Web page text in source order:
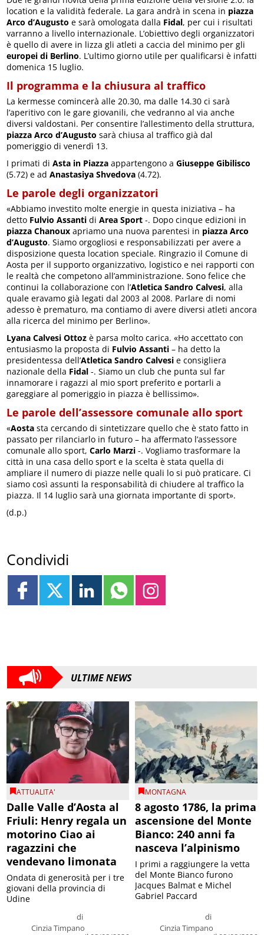
location e la validità federale. La gara andrà in scena in piazza
Arco d’Augusto e sarà omologata dalla Fidal, per cui i risultati
varranno a livello internazionale. L’obiettivo degli organizzatori
è quello di avere in lizza gli atleti a caccia del minimo per gli
europei di Berlino. L’ultimo giorno utile per qualificarsi è infatti
domenica 15 luglio.
Il programma e la chiusura al traffico
La kermesse comincerà alle 20.30, ma dalle 14.30 ci sarà
l’aperitivo con le gare giovanili, che vedranno al via anche
diversi valdostani. Per consentire l’allestimento della struttura,
piazza Arco d’Augusto sarà chiusa al traffico già dal
pomeriggio di venerdì 13.
I primati diAsta in Piazza appartengono aGiuseppe Gibilisco
(5.72) e adAnastasiya Shvedova (4.72).
Le parole degli organizzatori
«Abbiamo investito molte energie in questa iniziativa – ha
detto Fulvio Assanti diArea Sport -. Dopo cinque edizioni in
piazza Chanoux apriamo una nuova parentesi in piazza Arco
d’Augusto. Siamo orgogliosi e responsabilizzati per avere a
disposizione questa location speciale. Ringrazio il Comune di
Aosta per il supporto organizzativo, logistico e nei rapporti con
le realtà che competono all’amministrazione. Sono felice che
continui la collaborazione con l’Atletica Sandro Calvesi, alla
quale eravamo già legati dal 2003 al 2008. Parlare di nomi
adesso è prematuro, ma contiamo di avere diversi atleti ancora
alla ricerca del minimo per Berlino».
Lyana Calvesi Ottoz è parsa molto carica. «Ho accettato con
entusiasmo la proposta di Fulvio Assanti – ha detto la
presidentessa dell’Atletica Sandro Calvesi e consigliera
nazionale della Fidal -. Siamo un club che punta sul far
innamorare i ragazzi al mio sport preferito e portarli a
gareggiare al pomeriggio in piazza è bellissimo».
Le parole dell’assessore comunale allo sport
«Aosta sta cercando di sintetizzare quello che è stato fatto in
passato per rilanciarlo in futuro – ha affermato l’assessore
comunale allo sport,Carlo Marzi -. Vogliamo trasformare la
città in una casa dello sport e la scelta è stata quella di
ampliare il numero di piazze nelle quali lo si può praticare. Ci
siamo così assunti la responsabilità di chiudere al traffico la
piazza. Il 14 luglio sarà una giornata importante di sport».
(d.p.)
Condividi
ULTIME NEWS
ATTUALITA'
Dalle Valle d’Aosta al
Friuli: Henry regala un
motorino Ciao ai
ragazzini che
vendevano limonata
di
Cinzia Timpano
Ondata di generosità per i tre
giovani della provincia di
Udine
MONTAGNA
8 agosto 1786, la prima
ascensione del Monte
Bianco: 240 anni fa
nasceva l’alpinismo
di
Cinzia Timpano
I primi a raggiungere la vetta
del Monte Bianco furono
Jacques Balmat e Michel
Gabriel Paccard